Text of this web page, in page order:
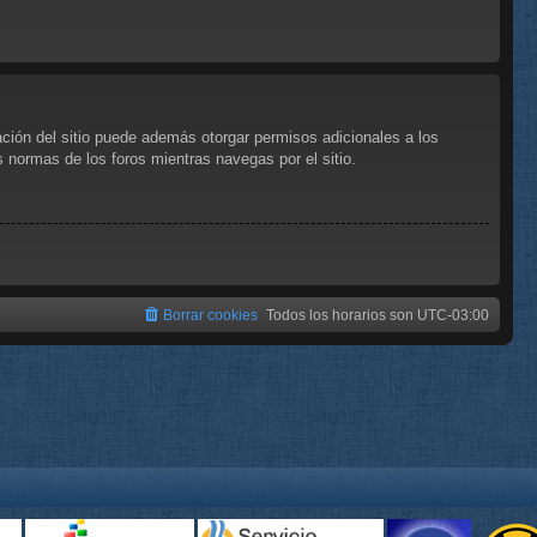
del sitio puede además otorgar permisos adicionales a los
de los foros mientras navegas por el sitio.
Todos los horarios son UTC-03:00
Borrar cookies